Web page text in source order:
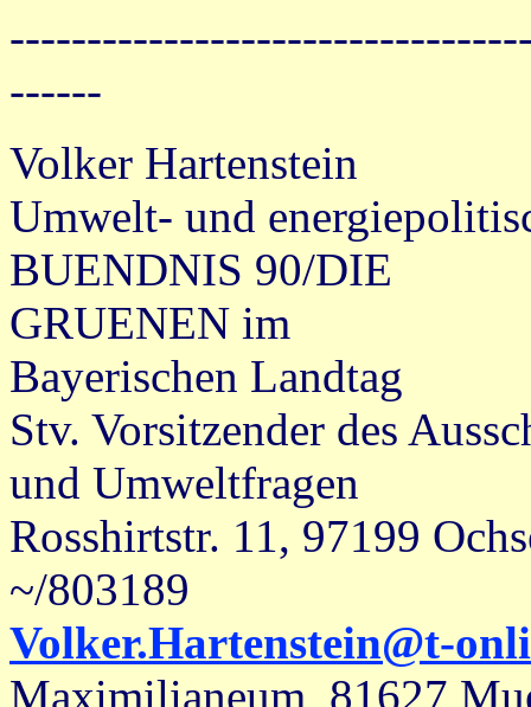
------
Volker Hartenstein
Umwelt- und
BUENDNIS 90/DIE
GRUENEN im
Bayerischen Landtag
Stv. Vorsitzender des
und Umweltfragen
Rosshirtstr. 11, 97199
~/803189
Volker.Hartenstein@t-
Maximilianeum, 81627